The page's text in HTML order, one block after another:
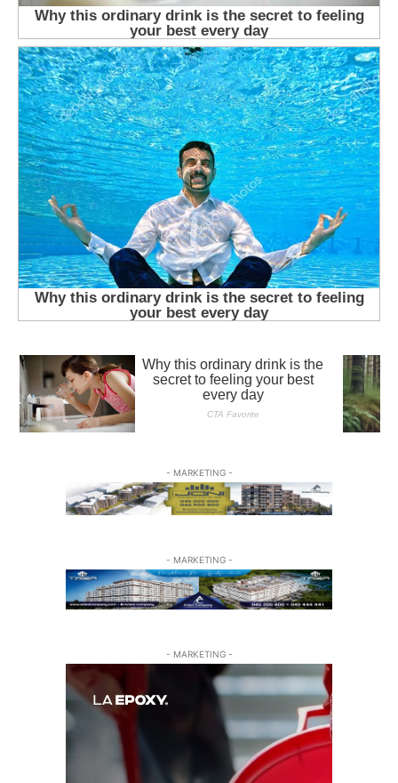
- MARKETING -
- MARKETING -
- MARKETING -